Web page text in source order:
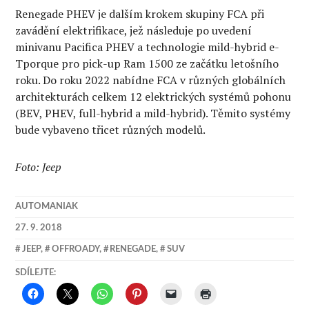
Renegade PHEV je dalším krokem skupiny FCA při
zavádění elektrifikace, jež následuje po uvedení
minivanu Pacifica PHEV a technologie mild-hybrid e-
Tporque pro pick-up Ram 1500 ze začátku letošního
roku. Do roku 2022 nabídne FCA v různých globálních
architekturách celkem 12 elektrických systémů pohonu
(BEV, PHEV, full-hybrid a mild-hybrid). Těmito systémy
bude vybaveno třicet různých modelů.
Foto: Jeep
AUTOMANIAK
27. 9. 2018
JEEP, OFFROADY, RENEGADE, SUV
SDÍLEJTE: